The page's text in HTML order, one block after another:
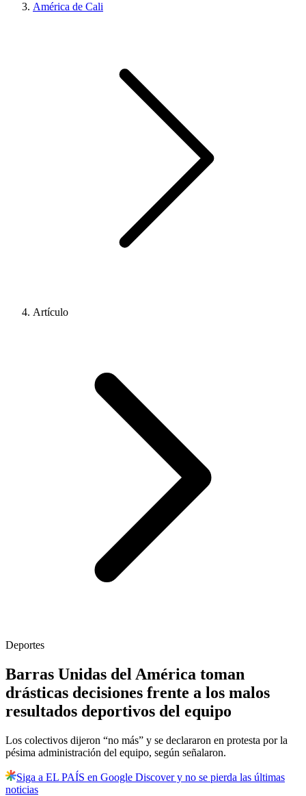
América de Cali
Artículo
Deportes
Barras Unidas del América toman
drásticas decisiones frente a los malos
resultados deportivos del equipo
Los colectivos dijeron “no más” y se declararon en protesta por la
pésima administración del equipo, según señalaron.
Siga a EL PAÍS en Google Discover y no se pierda las últimas
noticias